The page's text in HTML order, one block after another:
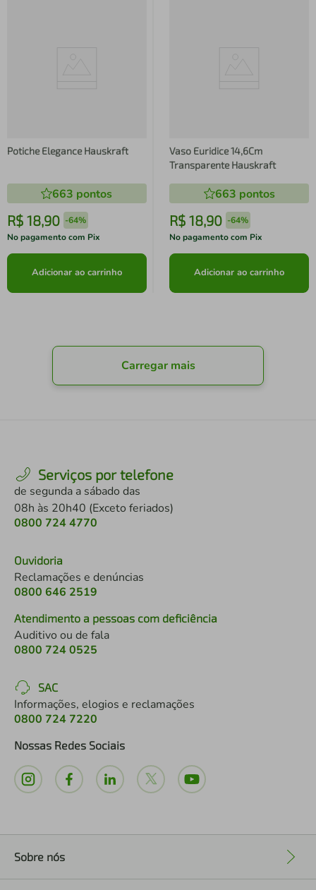
Potiche Elegance Hauskraft
663 pontos
R$ 18,90 -64%
No pagamento com Pix
Adicionar ao carrinho
Vaso Euridice 14,6Cm
Transparente Hauskraft
663 pontos
R$ 18,90 -64%
No pagamento com Pix
Adicionar ao carrinho
Carregar mais
Serviços por telefone
de segunda a sábado das
08h às 20h40 (Exceto feriados)
0800 724 4770
Ouvidoria
Reclamações e denúncias
0800 646 2519
Atendimento a pessoas com deficiência
Auditivo ou de fala
0800 724 0525
SAC
Informações, elogios e reclamações
0800 724 7220
Nossas Redes Sociais
Sobre nós